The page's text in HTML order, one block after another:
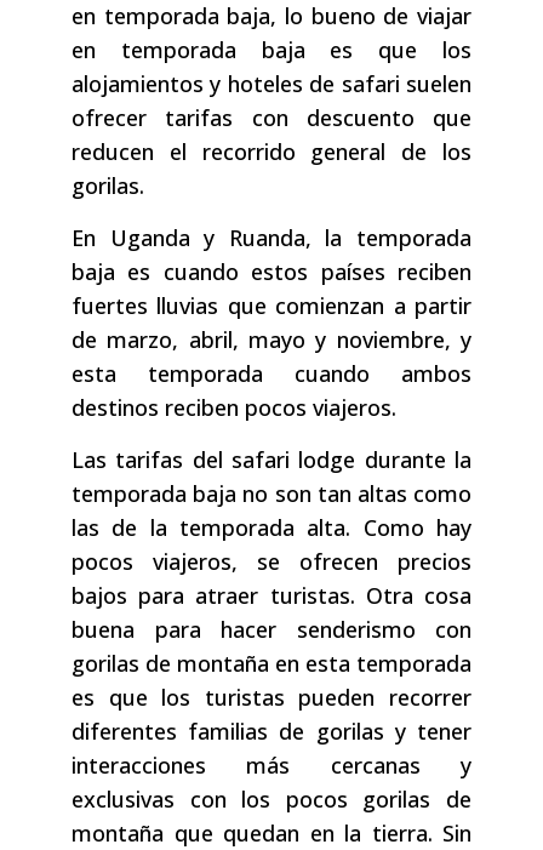
en temporada baja, lo bueno de viajar
en temporada baja es que los
alojamientos y hoteles de safari suelen
ofrecer tarifas con descuento que
reducen el recorrido general de los
gorilas.
En Uganda y Ruanda, la temporada
baja es cuando estos países reciben
fuertes lluvias que comienzan a partir
de marzo, abril, mayo y noviembre, y
esta temporada cuando ambos
destinos reciben pocos viajeros.
Las tarifas del safari lodge durante la
temporada baja no son tan altas como
las de la temporada alta. Como hay
pocos viajeros, se ofrecen precios
bajos para atraer turistas. Otra cosa
buena para hacer senderismo con
gorilas de montaña en esta temporada
es que los turistas pueden recorrer
diferentes familias de gorilas y tener
interacciones más cercanas y
exclusivas con los pocos gorilas de
montaña que quedan en la tierra. Sin